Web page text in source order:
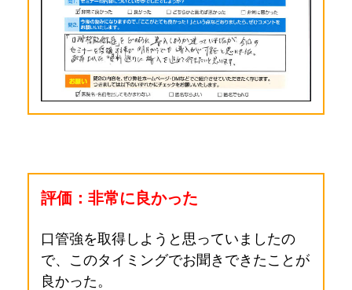
評価：非常に良かった
口管強を取得しようと思っていましたの
で、このタイミングでお聞きできたことが
良かった。